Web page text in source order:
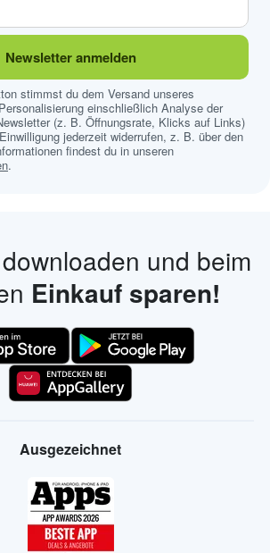
Newsletter anmelden
stimmst du dem Versand unseres
einschließlich Analyse der
(z. B. Öffnungsrate, Klicks auf Links)
jederzeit widerrufen, z. B. über den
findest du in unseren
.
und beim
Einkauf sparen!
Ausgezeichnet